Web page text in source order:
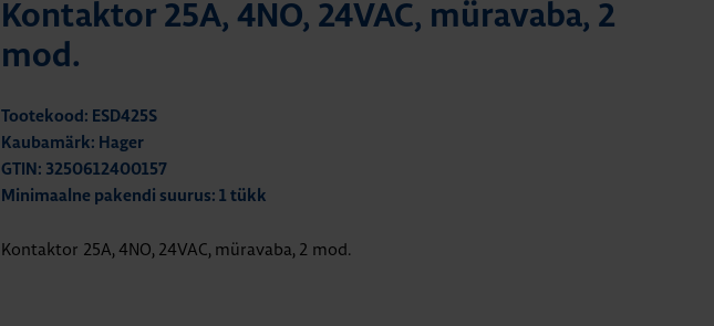
Kontaktor 25A, 4NO, 24VAC, müravaba, 2
mod.
Tootekood: ESD425S
Kaubamärk: Hager
GTIN: 3250612400157
Minimaalne pakendi suurus: 1 tükk
Kontaktor 25A, 4NO, 24VAC, müravaba, 2 mod.